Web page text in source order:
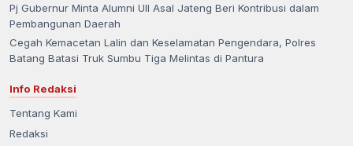
Pj Gubernur Minta Alumni UII Asal Jateng Beri Kontribusi dalam
Pembangunan Daerah
Cegah Kemacetan Lalin dan Keselamatan Pengendara, Polres
Batang Batasi Truk Sumbu Tiga Melintas di Pantura
Info Redaksi
Tentang Kami
Redaksi